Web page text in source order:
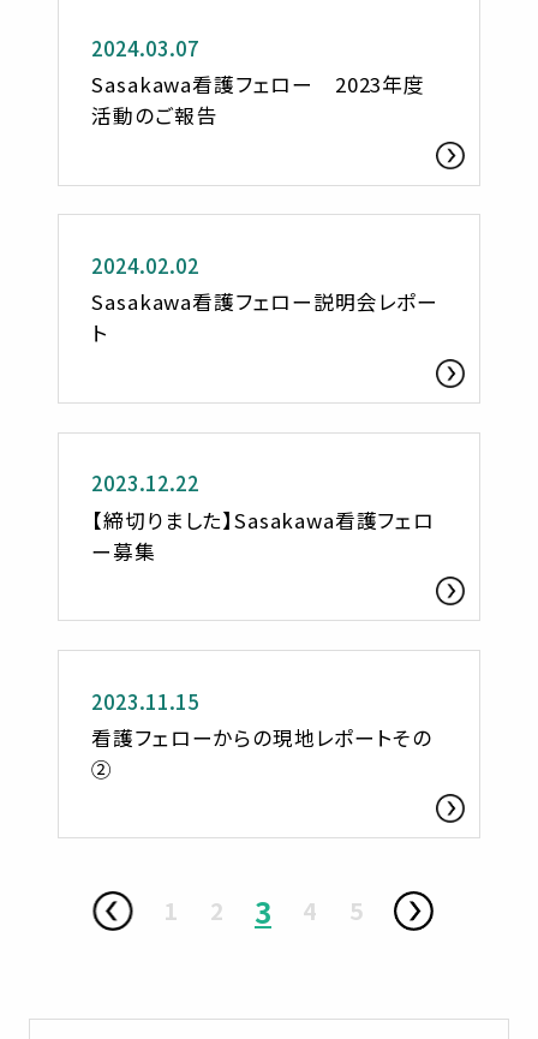
2024.03.07
Sasakawa看護フェロー 2023年度
活動のご報告
活動レポート
2024.02.02
Sasakawa看護フェロー説明会レポー
ト
お知らせ
2023.12.22
【締切りました】Sasakawa看護フェロ
ー募集
活動レポート
2023.11.15
看護フェローからの現地レポートその
②
1 2 3 4 5